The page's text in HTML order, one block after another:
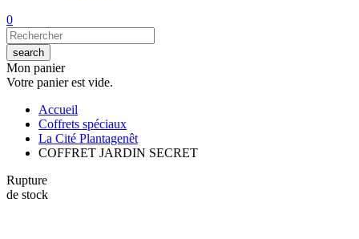
0
Mon panier
Votre panier est vide.
Accueil
Coffrets spéciaux
La Cité Plantagenêt
COFFRET JARDIN SECRET
Rupture
de stock